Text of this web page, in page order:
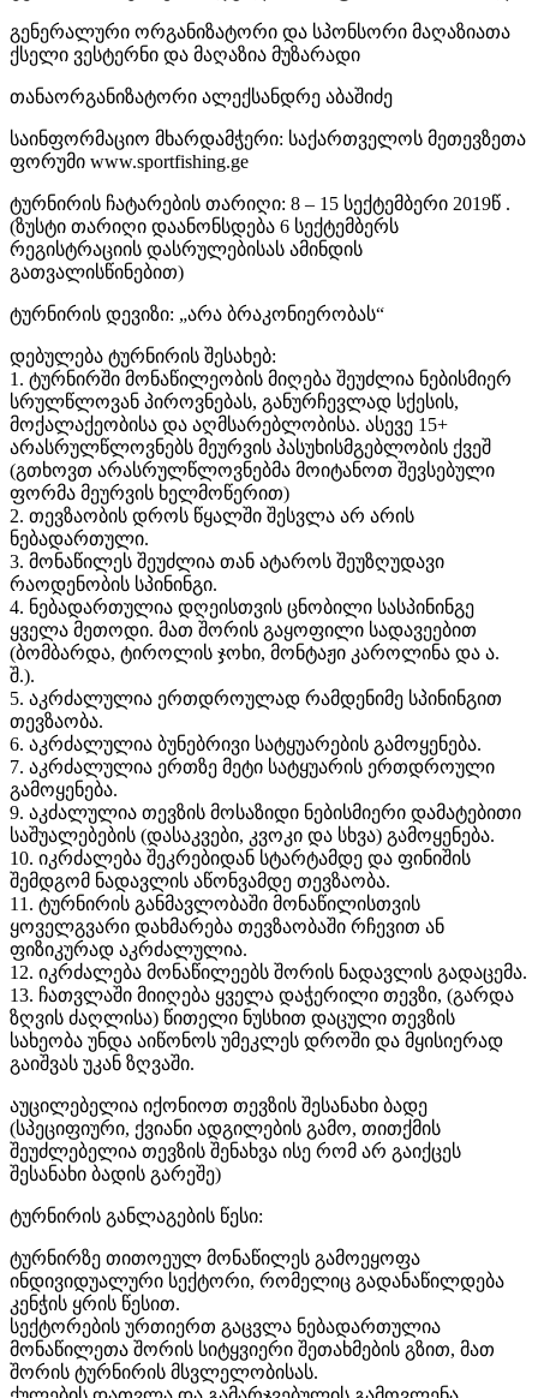
გენერალური ორგანიზატორი და სპონსორი მაღაზიათა
ქსელი ვესტერნი და მაღაზია მუზარადი
თანაორგანიზატორი ალექსანდრე აბაშიძე
საინფორმაციო მხარდამჭერი: საქართველოს მეთევზეთა
ფორუმი www.sportfishing.ge
ტურნირის ჩატარების თარიღი: 8 – 15 სექტემბერი 2019წ .
(ზუსტი თარიღი დაანონსდება 6 სექტემბერს
რეგისტრაციის დასრულებისას ამინდის
გათვალისწინებით)
ტურნირის დევიზი: „არა ბრაკონიერობას“
დებულება ტურნირის შესახებ:
1. ტურნირში მონაწილეობის მიღება შეუძლია ნებისმიერ
სრულწლოვან პიროვნებას, განურჩევლად სქესის,
მოქალაქეობისა და აღმსარებლობისა. ასევე 15+
არასრულწლოვნებს მეურვის პასუხისმგებლობის ქვეშ
(გთხოვთ არასრულწლოვნებმა მოიტანოთ შევსებული
ფორმა მეურვის ხელმოწერით)
2. თევზაობის დროს წყალში შესვლა არ არის
ნებადართული.
3. მონაწილეს შეუძლია თან ატაროს შეუზღუდავი
რაოდენობის სპინინგი.
4. ნებადართულია დღეისთვის ცნობილი სასპინინგე
ყველა მეთოდი. მათ შორის გაყოფილი სადავეებით
(ბომბარდა, ტიროლის ჯოხი, მონტაჟი კაროლინა და ა.
შ.).
5. აკრძალულია ერთდროულად რამდენიმე სპინინგით
თევზაობა.
6. აკრძალულია ბუნებრივი სატყუარების გამოყენება.
7. აკრძალულია ერთზე მეტი სატყუარის ერთდროული
გამოყენება.
9. აკძალულია თევზის მოსაზიდი ნებისმიერი დამატებითი
საშუალებების (დასაკვები, კვოკი და სხვა) გამოყენება.
10. იკრძალება შეკრებიდან სტარტამდე და ფინიშის
შემდგომ ნადავლის აწონვამდე თევზაობა.
11. ტურნირის განმავლობაში მონაწილისთვის
ყოველგვარი დახმარება თევზაობაში რჩევით ან
ფიზიკურად აკრძალულია.
12. იკრძალება მონაწილეებს შორის ნადავლის გადაცემა.
13. ჩათვლაში მიიღება ყველა დაჭერილი თევზი, (გარდა
ზღვის ძაღლისა) წითელი ნუსხით დაცული თევზის
სახეობა უნდა აიწონოს უმეკლეს დროში და მყისიერად
გაიშვას უკან ზღვაში.
აუცილებელია იქონიოთ თევზის შესანახი ბადე
(სპეციფიური, ქვიანი ადგილების გამო, თითქმის
შეუძლებელია თევზის შენახვა ისე რომ არ გაიქცეს
შესანახი ბადის გარეშე)
ტურნირის განლაგების წესი:
ტურნირზე თითოეულ მონაწილეს გამოეყოფა
ინდივიდუალური სექტორი, რომელიც გადანაწილდება
კენჭის ყრის წესით.
სექტორების ურთიერთ გაცვლა ნებადართულია
მონაწილეთა შორის სიტყვიერი შეთახმების გზით, მათ
შორის ტურნირის მსვლელობისას.